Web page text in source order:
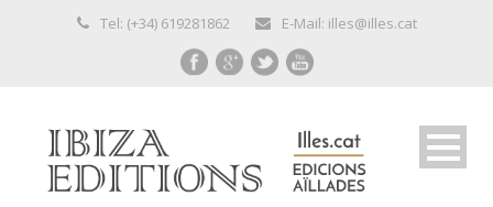
Tel: (+34) 619281862 E-Mail: illes@illes.cat